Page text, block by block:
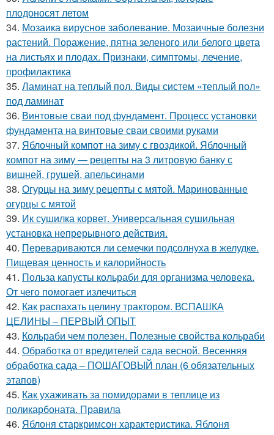
плодоносят летом
34. Мозаика вирусное заболевание. Мозаичные болезни
растений. Поражение, пятна зеленого или белого цвета
на листьях и плодах. Признаки, симптомы, лечение,
профилактика
35. Ламинат на теплый пол. Виды систем «теплый пол»
под ламинат
36. Винтовые сваи под фундамент. Процесс установки
фундамента на винтовые сваи своими руками
37. Яблочный компот на зиму с гвоздикой. Яблочный
компот на зиму — рецепты на 3 литровую банку с
вишней, грушей, апельсинами
38. Огурцы на зиму рецепты с мятой. Маринованные
огурцы с мятой
39. Ик сушилка корвет. Универсальная сушильная
установка непрерывного действия.
40. Перевариваются ли семечки подсолнуха в желудке.
Пищевая ценность и калорийность
41. Польза капусты кольраби для организма человека.
От чего помогает излечиться
42. Как распахать целину трактором. ВСПАШКА
ЦЕЛИНЫ – ПЕРВЫЙ ОПЫТ
43. Кольраби чем полезен. Полезные свойства кольраби
44. Обработка от вредителей сада весной. Весенняя
обработка сада – ПОШАГОВЫЙ план (6 обязательных
этапов)
45. Как ухаживать за помидорами в теплице из
поликарбоната. Правила
46. Яблоня старкримсон характеристика. Яблоня